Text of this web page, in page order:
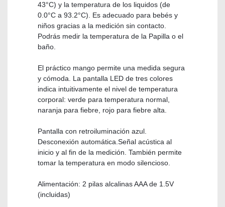
43°C) y la temperatura de los liquidos (de
0.0°C a 93.2°C). Es adecuado para bebés y
niños gracias a la medición sin contacto.
Podrás medir la temperatura de la Papilla o el
baño.
El práctico mango permite una medida segura
y cómoda. La pantalla LED de tres colores
indica intuitivamente el nivel de temperatura
corporal: verde para temperatura normal,
naranja para fiebre, rojo para fiebre alta.
Pantalla con retroiluminación azul.
Desconexión automática.Señal acústica al
inicio y al fin de la medición. También permite
tomar la temperatura en modo silencioso.
Alimentación: 2 pilas alcalinas AAA de 1.5V
(incluidas)